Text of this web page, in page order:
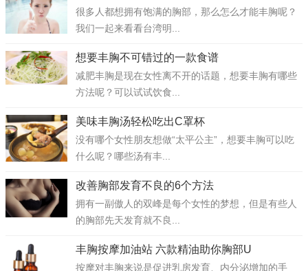
很多人都想拥有饱满的胸部，那么怎么才能丰胸呢？
我们一起来看看台湾明...
想要丰胸不可错过的一款食谱
减肥丰胸是现在女性离不开的话题，想要丰胸有哪些
方法呢？可以试试饮食...
美味丰胸汤轻松吃出C罩杯
没有哪个女性朋友想做“太平公主”，想要丰胸可以吃
什么呢？哪些汤有丰...
改善胸部发育不良的6个方法
拥有一副傲人的双峰是每个女性的梦想，但是有些人
的胸部先天发育就不良...
丰胸按摩加油站 六款精油助你胸部U
按摩对丰胸来说是促进乳房发育、内分泌增加的手